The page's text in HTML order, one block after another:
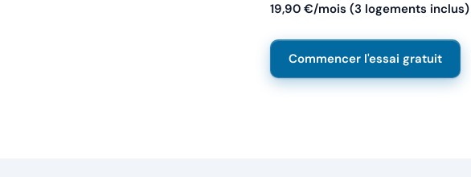
19,90 €/mois (3 logements
Commencer l'essai gratuit